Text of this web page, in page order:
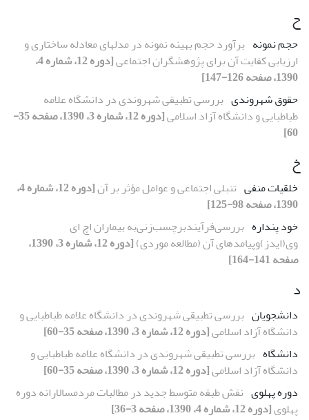
ح
حجم نمونه برآورد حجم بهینه نمونه در مدلهاى معادله ساختارى و
ارزیابى کفایت آن براى پژوهشگران اجتماعى
[دوره 12، شماره 4،
1390، صفحه 126-147]
حقوق شهروندى بررسى تطبیقى شهروندى در دانشگاه علامه
طباطبایى و دانشگاه آزاد اسلامى
[دوره 12، شماره 3، 1390، صفحه 35-
60]
خ
خلقیات منفى تنبلى اجتماعى و عوامل مؤثر بر آن
[دوره 12، شماره 4،
1390، صفحه 98-125]
خود پنداره بررسى‌فرآیندبرچسب‌زنى‌به بیماران اچ اى
وى(ایدز)وپیامدهاى آن (مطالعه موردى)
[دوره 12، شماره 3، 1390،
صفحه 141-164]
د
دانشجویان بررسى تطبیقى شهروندى در دانشگاه علامه طباطبایى و
دانشگاه آزاد اسلامى[دوره 12، شماره 3، 1390، صفحه 35-60]
دانشگاه بررسى تطبیقى شهروندى در دانشگاه علامه طباطبایى و
دانشگاه آزاد اسلامى[دوره 12، شماره 3، 1390، صفحه 35-60]
دوره پهلوى نقش طبقه متوسط جدید در مطالبات مردمسالارانه دوره
پهلوى[دوره 12، شماره 4، 1390، صفحه 3-36]